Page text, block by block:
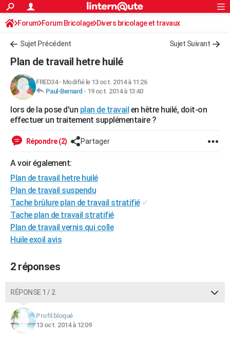
ACTUALITÉS
Politique
Société
Faits Divers
Education
Monde
Villes
+
FINANCE
Retraite
Impôts
Epargne
Immobilier
Risques naturels par ville
Banque
Assurance
Crédit
AUTO
Essais
Réserver un essai
Citadines
Berlines
SUV
Forum auto
+HIGH-TECH
Mobiles
Meilleur smartphone
Internet
Ordinateurs
Jeux vidéo
Guide high-tech
BRICOLAGE
WEEK-END
Guides de France
Escapades
Patrimoine
Expositions
Musées
Week-end nature
+LIFESTYLE
Art de vivre
Bien-être
Loisirs
ModeModes de vie
SANTE
Alimentation
Guide de la santé
Maladies
Médicaments
Sommeil
Destinations
City break
Voyage nature
Voyage de noces
Forum
Climat
PHOTO
GUIDES D'ACHAT
Carte de Noël
Carte Bonne année
Carte Saint-Valentin
Carte Pâques
Carte d'anniversaire
DICTIONNAIRE
Rechercher
S'inscrire
Connexion
Forum Forum Bricolage Divers bricolage et travaux
Sujet Précédent Sujet Suivant
Plan de travail hetre huilé
FRED34- Modifié le 13 oct. 2014 à 11:26
Paul-Bernard - 19 oct. 2014 à 13:40
lors de la pose d'un plan de travail en hêtre huilé, doit-on
effectuer un traitement supplémentaire ?
Répondre (2) Partager
A voir également:
Plan de travail hetre huilé
Plan de travail suspendu
Tache brûlure plan de travail stratifié ✓
Tache plan de travail stratifié
Plan de travail vernis qui colle
Huile exoil avis
2 réponses
RÉPONSE 1 / 2
Profil bloqué
13 oct. 2014 à 12:09